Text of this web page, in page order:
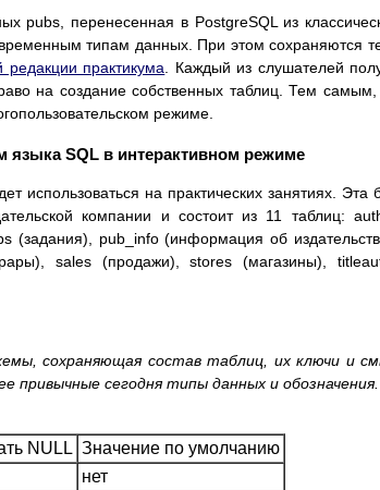
pubs, перенесенная в PostgreSQL из
типам данных. При этом сохраняются
практикума . Каждый из слушателей
на создание собственных таблиц. Тем самым,
режиме.
языка SQL в интерактивном режиме
использоваться на практических занятиях. Эта
компании и состоит из 11 таблиц:
(задания), pub_info (информация об
sales (продажи), stores (магазины),
сохраняющая состав таблиц, их ключи и
привычные сегодня типы данных и обозначения.
NULL Значение по умолчанию
нет